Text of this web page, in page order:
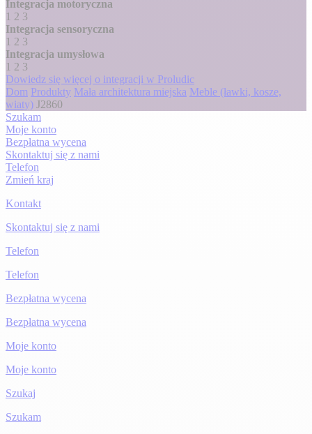
Integracja motoryczna
1 2 3
Integracja sensoryczna
1 2 3
Integracja umysłowa
1 2 3
Dowiedz się więcej o integracji w Proludic
Dom Produkty Mała architektura miejska Meble (ławki, kosze,
wiaty) J2860
Szukam
Moje konto
Bezpłatna wycena
Skontaktuj się z nami
Telefon
Zmień kraj
Kontakt
Skontaktuj się z nami
Telefon
Telefon
Bezpłatna wycena
Bezpłatna wycena
Moje konto
Moje konto
Szukaj
Szukam